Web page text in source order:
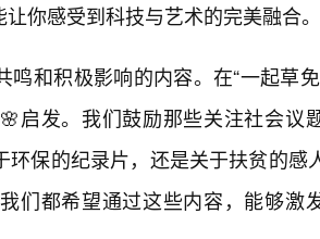
你感受到科技与艺术的完美融合。
和积极影响的内容。在“一起草
启发。我们鼓励那些关注社会议
保的纪录片，还是关于扶贫的感
们都希望通过这些内容，能够激